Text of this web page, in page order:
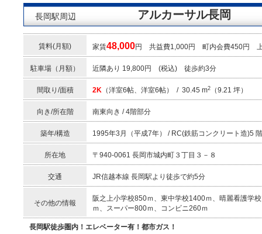
長岡駅周辺 アルカーサル長岡
賃料(月額) 家賃48,000円 共益費1,000円 町内会費450円
駐車場（月額） 近隣あり 19,800円 (税込) 徒歩約3分
間取り/面積 2K （洋室6帖、洋室6帖） / 30.45 m2 （9.21 坪）
向き/所在階 南東向き / 4階部分
築年/構造 1995年3月（平成7年） / RC(鉄筋コンクリート造)5
所在地 〒940-0061 長岡市城内町３丁目３－８
交通 JR信越本線 長岡駅より徒歩で約5分
その他の情報
阪之上小学校850ｍ、東中学校1400ｍ、晴麗看護学
ｍ、スーパー800ｍ、コンビニ260ｍ
長岡駅徒歩圏内！エレベーター有！都市ガス！